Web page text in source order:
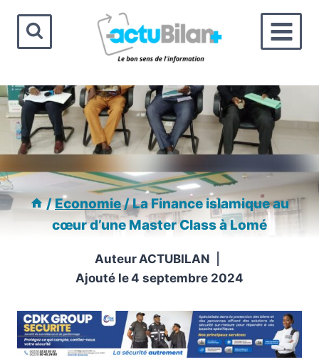
contenu
/Economie/La Finance islamique au
cœur d’une Master Class à Lomé
Auteur ACTUBILAN
Ajouté le4 septembre 2024